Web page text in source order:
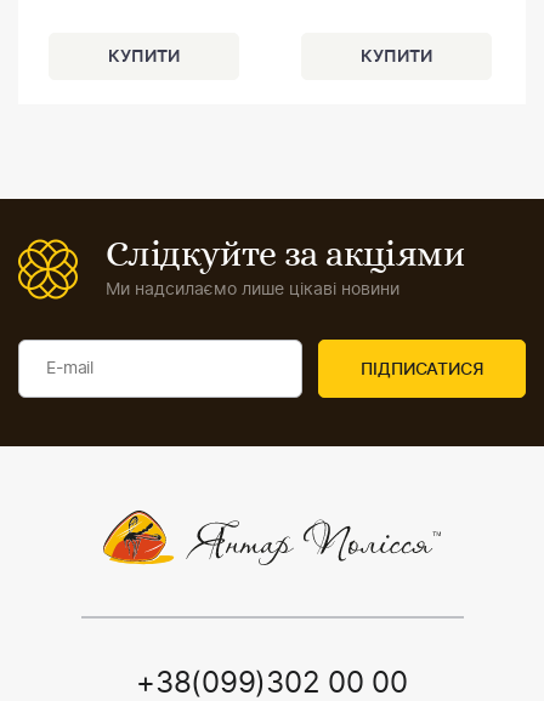
Слідкуйте за акціями
Ми надсилаємо лише цікаві новини
+38(099)302 00 00